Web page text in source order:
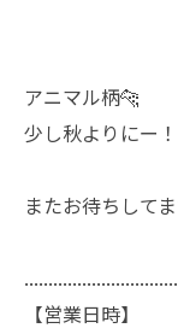
アニマル柄🐆
少し秋よりにー！
またお待ちしてま
【営業日時】